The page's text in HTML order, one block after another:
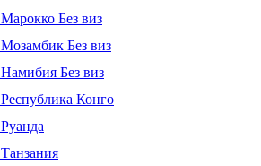
Марокко Без виз
Мозамбик Без виз
Намибия Без виз
Республика Конго
Руанда
Танзания